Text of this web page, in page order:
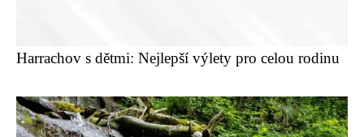
Harrachov s dětmi: Nejlepší výlety pro celou rodinu